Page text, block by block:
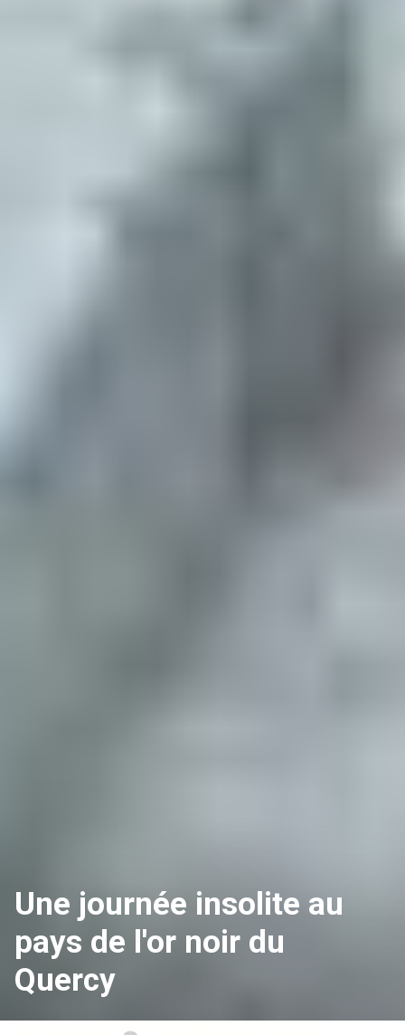
Une journée insolite au
pays de l'or noir du
Quercy